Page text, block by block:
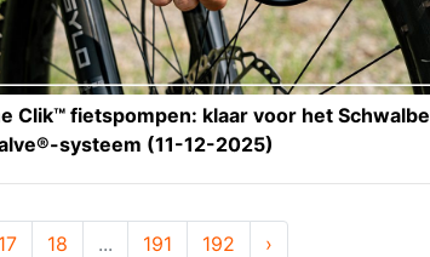
Clik™ fietspompen: klaar voor het Schwalbe
systeem (11-12-2025)
17 18 ... 191 192 ›